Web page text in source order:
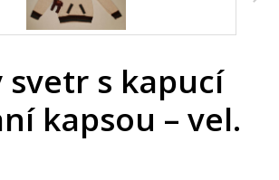
svetr s kapucí
kapsou – vel.